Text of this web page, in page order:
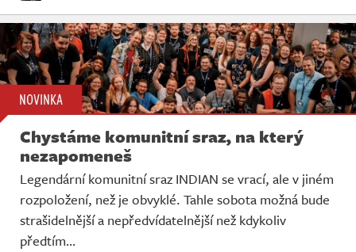
NOVINKA
Chystáme komunitní sraz, na který
nezapomeneš
Legendární komunitní sraz INDIAN se vrací, ale v jiném
rozpoložení, než je obvyklé. Tahle sobota možná bude
strašidelnější a nepředvídatelnější než kdykoliv
předtím…